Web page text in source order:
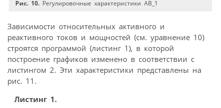
Рис. 10. Регулировочные характеристики АВ_1
Зависимости относительных активного и
реактивного токов и мощностей (см. уравнение 10)
строятся программой (листинг 1), в которой
построение графиков изменено в соответствии с
листингом 2. Эти характеристики представлены на
рис. 11.
Листинг 1.